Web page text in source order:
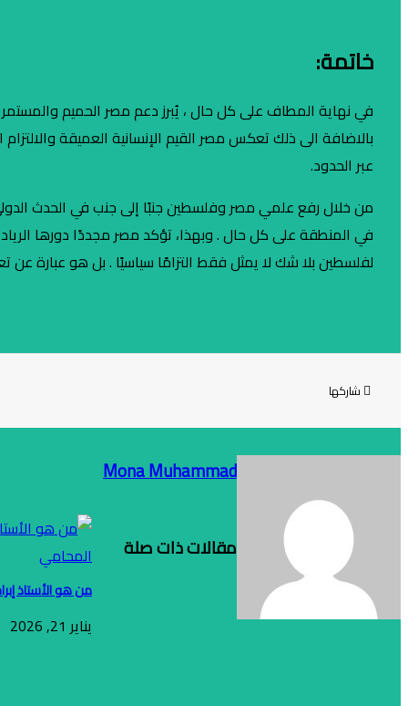
خاتمة:
في نهاية المطاف على كل حال ، يُبرز دعم مصر الحميم والمستمر
بالاضافة الى ذلك تعكس مصر القيم الإنسانية العميقة والالتزام
عبر الحدود.
من خلال رفع علمي مصر وفلسطين جنبًا إلى جنب في الحدث الدولي
في المنطقة على كل حال . وبهذا، تؤكد مصر مجددًا دورها
لفلسطين بلا شك لا يمثل فقط التزامًا سياسيًا . بل هو عبارة
شاركها
Mona Muhammad
مقالات ذات صلة
من هو الأستاذ
يناير 21, 2026